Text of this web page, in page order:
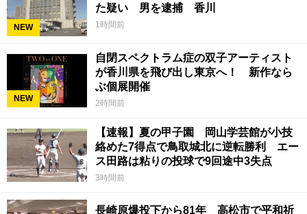
NEW
た疑い 男を逮捕 香川
1時間前
NEW
自閉スペクトラム症の双子アーティスト
が香川県を飛び出し東京へ！ 新作なら
ぶ個展開催
2時間前
【速報】夏の甲子園 岡山学芸館が小技
絡めた7得点で鳥取城北に逆転勝利 エー
ス田路は粘りの投球で9回途中3失点
3時間前
長崎原爆投下から81年 高松市で平和祈